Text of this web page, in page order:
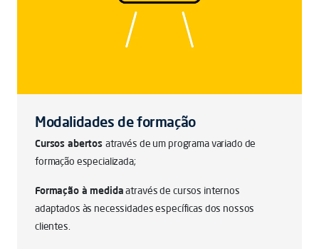
Modalidades de formação
Cursos abertos através de um programa variado de
formação especializada;
Formação à medidaatravés de cursos internos
adaptados às necessidades específicas dos nossos
clientes.